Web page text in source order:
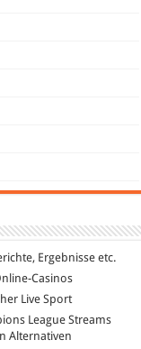
Ergebnisse etc.
Casinos
Live Sport
League Streams
Alternativen